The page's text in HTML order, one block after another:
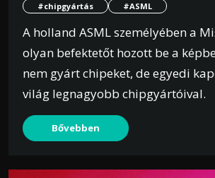
#chipgyártás
#ASML
A holland ASML személyében a
olyan befektetőt hozott be a
nem gyárt chipeket, de egyedi
világ legnagyobb chipgyártóival.
Bővebben